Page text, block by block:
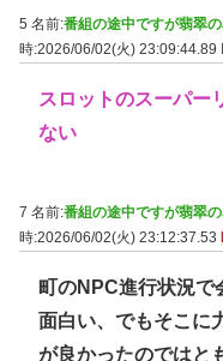
5 名前:番組の途中ですが翡翠
時:2026/06/02(火) 23:09:44.89
スロットのスーパー
ない
7 名前:番組の途中ですが翡翠
時:2026/06/02(火) 23:12:37.53
町のNPC進行状況で
面白い、でもそこに
が良かったのではと